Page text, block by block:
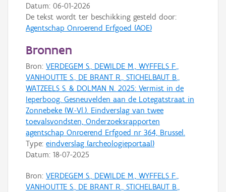
Datum: 06-01-2026
De tekst wordt ter beschikking gesteld door:
Agentschap Onroerend Erfgoed (AOE)
Bronnen
Bron: VERDEGEM S., DEWILDE M., WYFFELS F.,
VANHOUTTE S., DE BRANT R., STICHELBAUT B.,
WATZEELS S. & DOLMAN N. 2025: Vermist in de
Ieperboog. Gesneuvelden aan de Lotegatstraat in
Zonnebeke (W.-Vl.). Eindverslag van twee
toevalsvondsten, Onderzoeksrapporten
agentschap Onroerend Erfgoed nr 364, Brussel.
Type: eindverslag (archeologieportaal)
Datum: 18-07-2025
Bron: VERDEGEM S., DEWILDE M., WYFFELS F.,
VANHOUTTE S., DE BRANT R., STICHELBAUT B.,